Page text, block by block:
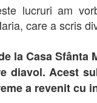
lucruri am
care a scris
la Casa Sfânta
diavol. Acest
a revenit cu